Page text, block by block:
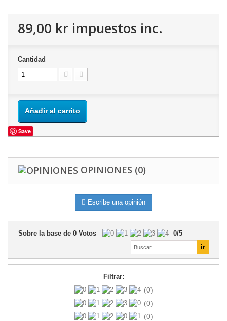
89,00 kr impuestos inc.
Cantidad
Añadir al carrito
Save
OPINIONES (0)
Escribe una opinión
Sobre la base de 0 Votos - 0/5
Filtrar:
(0)
(0)
(0)